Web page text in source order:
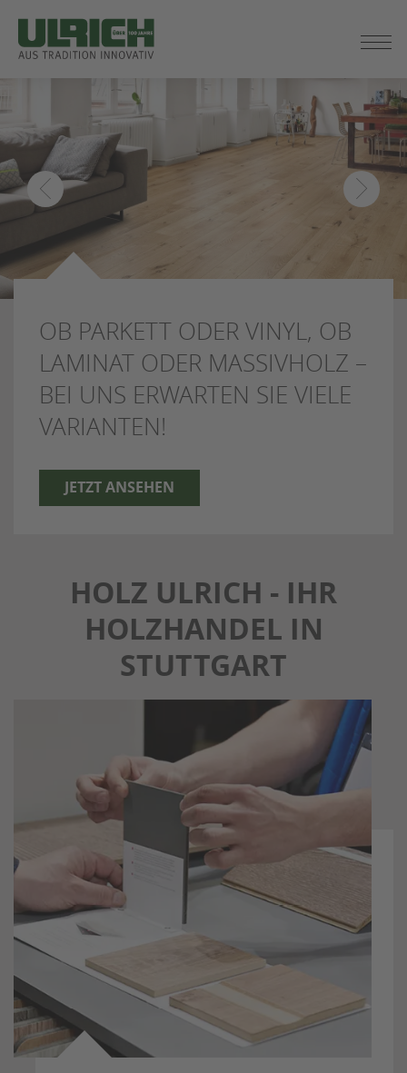
ZUM
SEITENINHALT
SPRINGEN
OB PARKETT ODER VINYL, OB
LAMINAT ODER MASSIVHOLZ –
BEI UNS ERWARTEN SIE VIELE
VARIANTEN!
JETZT ANSEHEN
HOLZ ULRICH - IHR
HOLZHANDEL IN
STUTTGART